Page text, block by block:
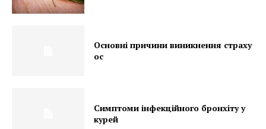
Основні причини виникнення страху
ос
Симптоми інфекційного бронхіту у
курей